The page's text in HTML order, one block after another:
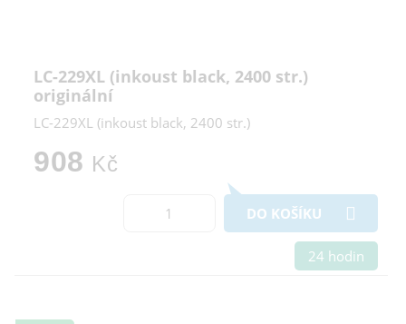
LC-229XL (inkoust black, 2400 str.)
originální
LC-229XL (inkoust black, 2400 str.)
908 Kč
DO KOŠÍKU
24 hodin